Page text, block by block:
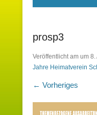
prosp3
Veröffentlicht am um 8.
Jahre Heimatverein
← Vorheriges